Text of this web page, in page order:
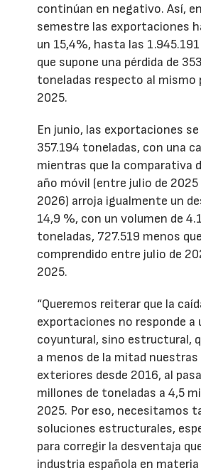
continúan en negativo. Así,
semestre las exportaciones
un 15,4%, hasta las
que supone una pérdida de
toneladas respecto al mismo
2025.
En junio, las exportaciones
357.194 toneladas, con una
mientras que la comparativa
año móvil (entre julio de 2025
2026) arroja igualmente un
14,9 %, con un volumen de
toneladas, 727.519 menos
comprendido entre julio de
2025.
“Queremos reiterar que la
exportaciones no responde a
coyuntural, sino estructural,
a menos de la mitad
exteriores desde 2016, al
millones de toneladas a 4,5
2025. Por eso, necesitamos
soluciones estructurales,
para corregir la desventaja
industria española en